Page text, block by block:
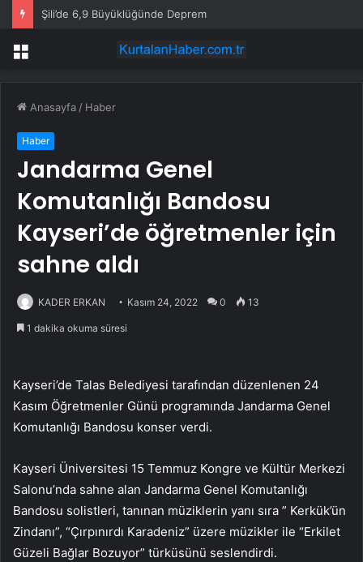
Şili’de 6,9 Büyüklüğünde Deprem
Menü
Anasayfa / Haber
Haber
Jandarma Genel
Komutanlığı Bandosu
Kayseri’de öğretmenler için
sahne aldı
KADER ERKAN Kasım 24, 2022 0 13
1 dakika okuma süresi
Kayseri’de Talas Belediyesi tarafından düzenlenen 24
Kasım Öğretmenler Günü programında Jandarma Genel
Komutanlığı Bandosu konser verdi.
Kayseri Üniversitesi 15 Temmuz Kongre ve Kültür Merkezi
Salonu’nda sahne alan Jandarma Genel Komutanlığı
Bandosu solistleri, tanınan müziklerin yanı sıra ” Kerkük’ün
Zindanı”, “Çırpınırdı Karadeniz” üzere müzikler ile “Erkilet
Güzeli Bağlar Bozuyor” türküsünü seslendirdi.